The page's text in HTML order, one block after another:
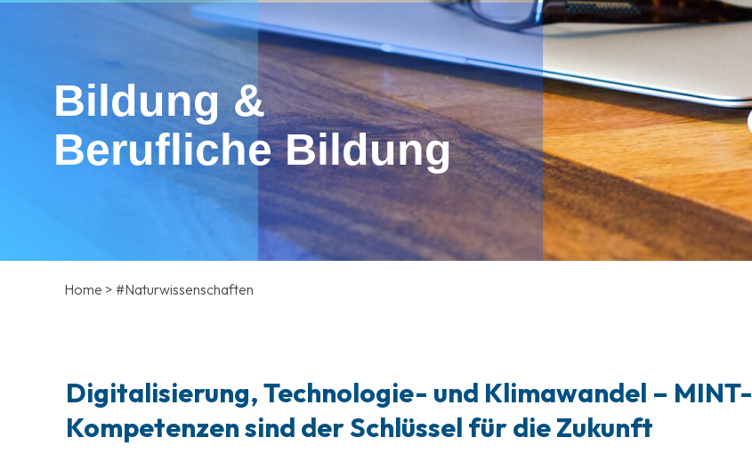
Bildung &
Berufliche Bildung
Home > #Naturwissenschaften
Digitalisierung, Technologie- und Klimawandel – MINT-
Kompetenzen sind der Schlüssel für die Zukunft